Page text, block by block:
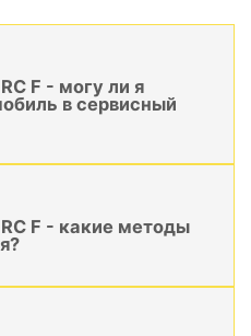
F - могу ли я
в сервисный
F - какие методы